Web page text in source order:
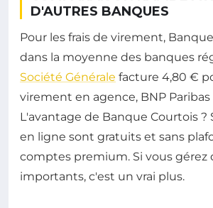
D'AUTRES BANQUES
Pour les frais de virement,
dans la moyenne des banques
Société Générale facture 4,80 €
virement en agence, BNP Paribas
L'avantage de Banque Courtois ?
en ligne sont gratuits et sans
comptes premium. Si vous gérez
importants, c'est un vrai plus.